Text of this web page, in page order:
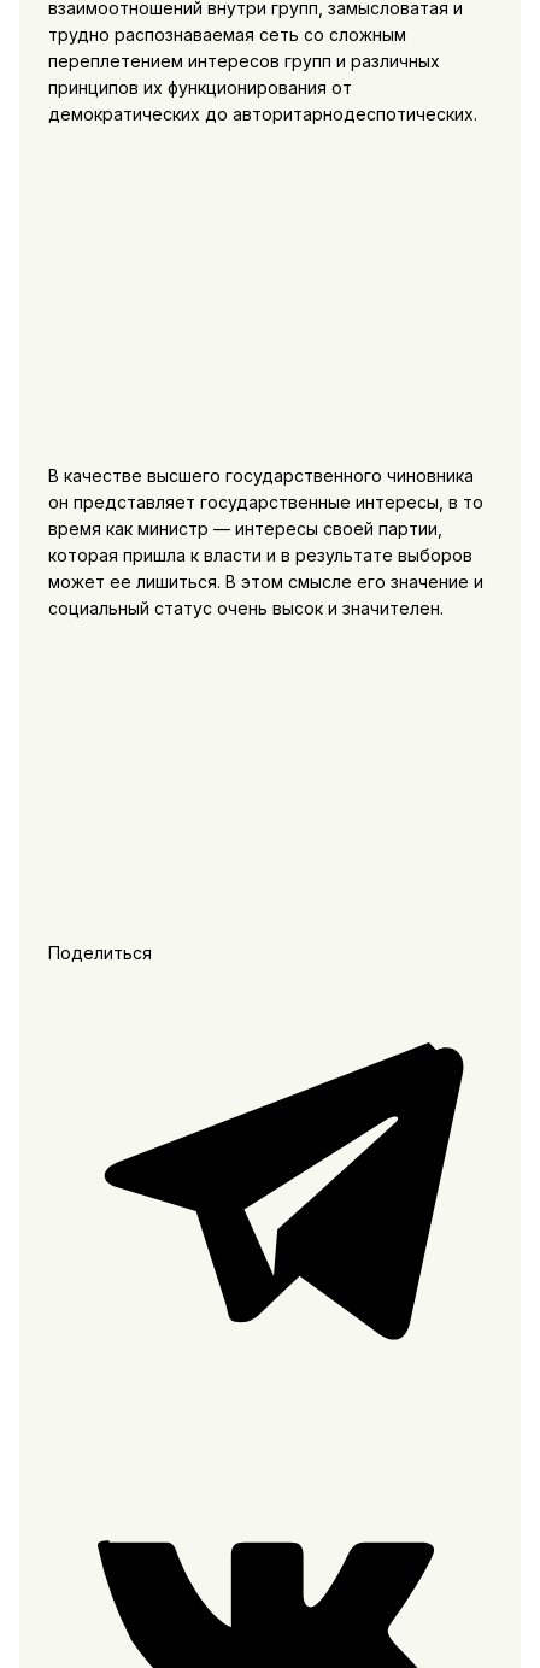
взаимоотношений внутри групп, замысловатая и
трудно распознаваемая сеть со сложным
переплетением интересов групп и различных
принципов их функционирования от
демократических до авторитарнодеспотических.
В качестве высшего государственного чиновника
он представляет государственные интересы, в то
время как министр — интересы своей партии,
которая пришла к власти и в результате выборов
может ее лишиться. В этом смысле его значение и
социальный статус очень высок и значителен.
Поделиться